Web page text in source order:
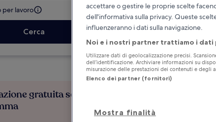
per lavoro
Cerca
gratuita se cambi
accettare o gestire le proprie scelte
dell'informativa sulla privacy. Queste
influenzeranno i dati sulla navigazione.
Noi e i nostri partner trattiamo i dati
Utilizzare dati di geolocalizzazione precisi.
dell’identificazione. Archiviare informazioni su
misurazione delle prestazioni dei contenuti e degli
Elenco dei partner (fornitori)
Mostra finalità